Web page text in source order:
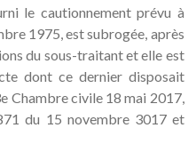
le cautionnement prévu à
1975, est subrogée, après
du sous-traitant et elle est
dont ce dernier disposait
Chambre civile 18 mai 2017,
du 15 novembre 3017 et